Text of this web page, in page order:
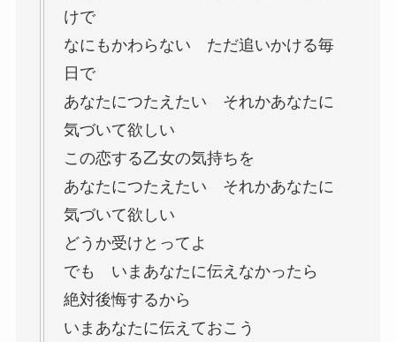
けで
なにもかわらない ただ追いかける毎
日で
あなたにつたえたい それかあなたに
気づいて欲しい
この恋する乙女の気持ちを
あなたにつたえたい それかあなたに
気づいて欲しい
どうか受けとってよ
でも いまあなたに伝えなかったら
絶対後悔するから
いまあなたに伝えておこう